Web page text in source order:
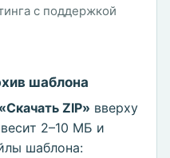
с поддержкой
шаблона
«Скачать ZIP» вверху
2–10 МБ и
шаблона: